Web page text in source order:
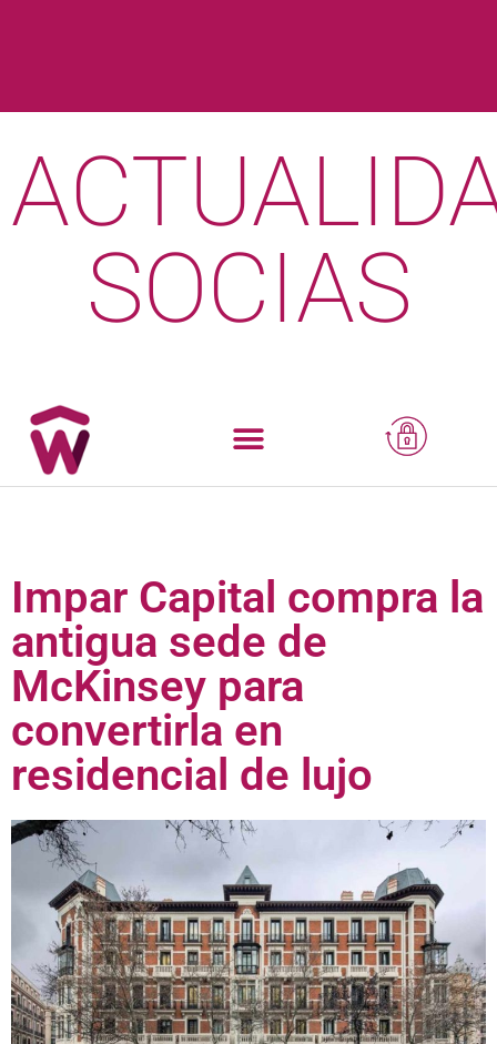
SOCIAS
Impar Capital compra la
antigua sede de
McKinsey para
convertirla en
residencial de lujo